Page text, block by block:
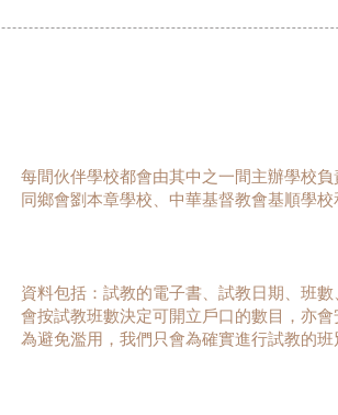
每間伙伴學校都會由其中之一間主辦學校
同鄉會劉本章學校、中華基督教會基順學校
資料包括：試教的電子書、試教日期、班
會按試教班數決定可開立戶口的數目，亦會
為避免濫用，我們只會為確實進行試教的班